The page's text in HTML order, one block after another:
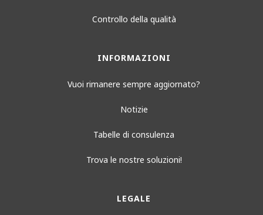
Controllo della qualità
INFORMAZIONI
Vuoi rimanere sempre aggiornato?
Notizie
Tabelle di consulenza
Trova le nostre soluzioni!
LEGALE